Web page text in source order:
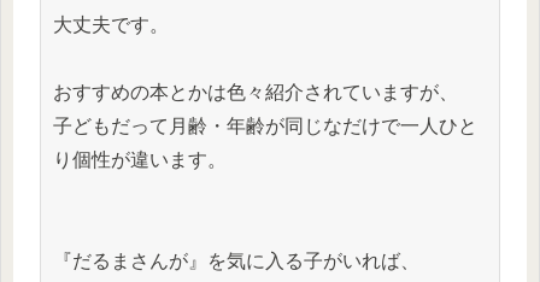
大丈夫です。
おすすめの本とかは色々紹介されていますが、
子どもだって月齢・年齢が同じなだけで一人ひと
り個性が違います。
『だるまさんが』を気に入る子がいれば、